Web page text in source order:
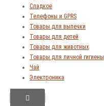
Сладкое
Телефоны и GPRS
Товары для выпечки
Товары для детей
Товары для животных
Товары для личной гигиены
Чай
Электроника